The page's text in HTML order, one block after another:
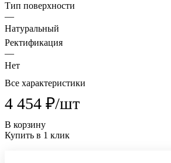
Тип поверхности
—
Натуральный
Ректификация
—
Нет
Все характеристики
4 454 ₽/шт
В корзину
Купить в 1 клик